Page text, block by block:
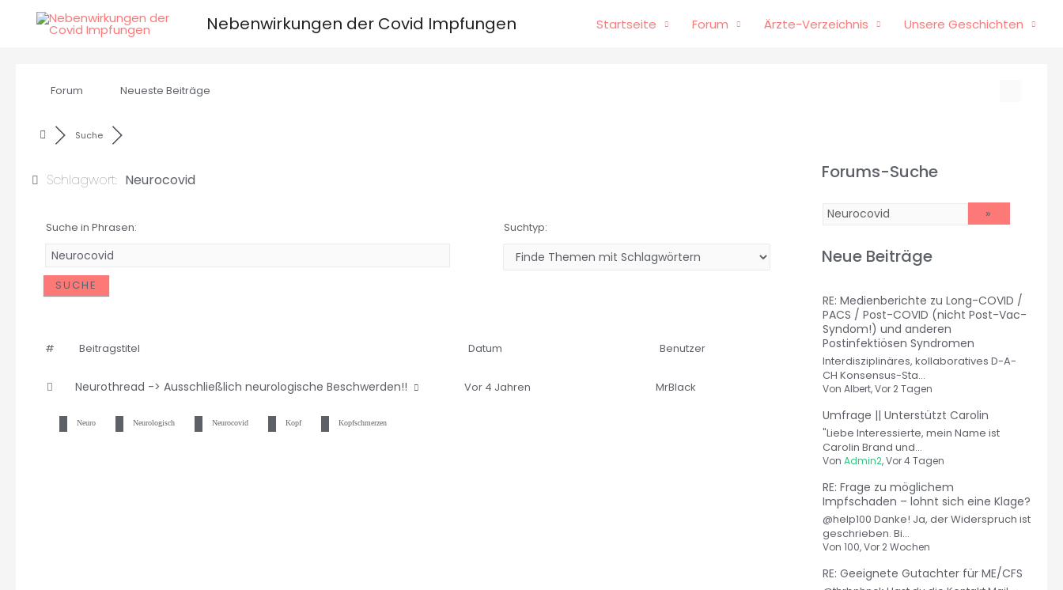
Nebenwirkungen der Covid Impfungen Startseite Forum Ärzte-Verzeichnis Unsere Geschichten
Forum Neueste Beiträge
Suche
Schlagwort: Neurocovid
Suche in Phrasen: Suchtyp:
# Beitragstitel Datum Benutzer
Neurothread -> Ausschließlich neurologische Beschwerden!! Vor 4 Jahren MrBlack
Neuro Neurologisch Neurocovid Kopf Kopfschmerzen
Forums-Suche
Neue Beiträge
RE: Medienberichte zu Long-COVID /
PACS / Post-COVID (nicht Post-Vac-
Syndom!) und anderen
Postinfektiösen Syndromen
Interdisziplinäres, kollaboratives D-A-
CH Konsensus-Sta...
Von Albert, Vor 2 Tagen
Umfrage || Unterstützt Carolin
"Liebe Interessierte, mein Name ist
Carolin Brand und...
Von Admin2, Vor 4 Tagen
RE: Frage zu möglichem
Impfschaden – lohnt sich eine Klage?
@help100 Danke! Ja, der Widerspruch ist
geschrieben. Bi...
Von 100, Vor 2 Wochen
RE: Geeignete Gutachter für ME/CFS